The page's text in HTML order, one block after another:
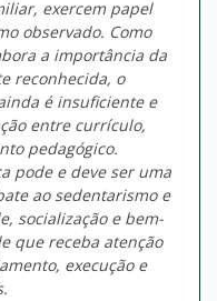
exercem papel
observado. Como
a importância da
reconhecida, o
é insuficiente e
entre currículo,
pedagógico.
pode e deve ser uma
ao sedentarismo e
socialização e bem-
que receba atenção
execução e